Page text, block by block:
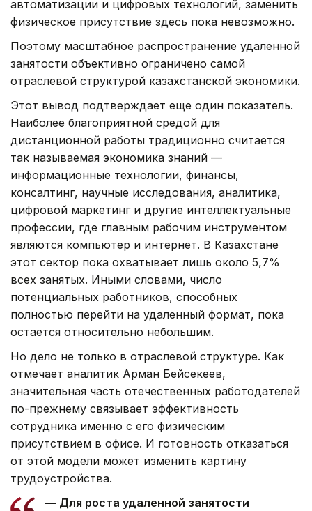
автоматизации и цифровых технологий, заменить
физическое присутствие здесь пока невозможно.
Поэтому масштабное распространение удаленной
занятости объективно ограничено самой
отраслевой структурой казахстанской экономики.
Этот вывод подтверждает еще один показатель.
Наиболее благоприятной средой для
дистанционной работы традиционно считается
так называемая экономика знаний —
информационные технологии, финансы,
консалтинг, научные исследования, аналитика,
цифровой маркетинг и другие интеллектуальные
профессии, где главным рабочим инструментом
являются компьютер и интернет. В Казахстане
этот сектор пока охватывает лишь около 5,7%
всех занятых. Иными словами, число
потенциальных работников, способных
полностью перейти на удаленный формат, пока
остается относительно небольшим.
Но дело не только в отраслевой структуре. Как
отмечает аналитик Арман Бейсекеев,
значительная часть отечественных работодателей
по-прежнему связывает эффективность
сотрудника именно с его физическим
присутствием в офисе. И готовность отказаться
от этой модели может изменить картину
трудоустройства.
— Для роста удаленной занятости